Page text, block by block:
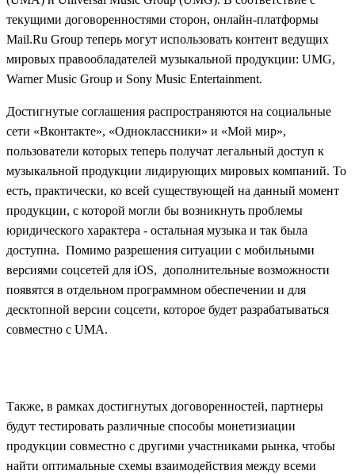
текущими договоренностями сторон, онлайн-платформы
Mail.Ru Group теперь могут использовать контент ведущих
мировых правообладателей музыкальной продукции: UMG,
Warner Music Group и Sony Music Entertainment.
Достигнутые соглашения распространяются на социальные
сети «Вконтакте», «Одноклассники» и «Мой мир»,
пользователи которых теперь получат легальный доступ к
музыкальной продукции лидирующих мировых компаний. То
есть, практически, ко всей существующей на данный момент
продукции, с которой могли бы возникнуть проблемы
юридического характера - остальная музыка и так была
доступна. Помимо разрешения ситуации с мобильными
версиями соцсетей для iOS, дополнительные возможности
появятся в отдельном программном обеспечении и для
десктопной версии соцсети, которое будет разрабатываться
совместно с UMA.
Также, в рамках достигнутых договоренностей, партнеры
будут тестировать различные способы монетизиации
продукции совместно с другими участниками рынка, чтобы
найти оптимальные схемы взаимодействия между всеми